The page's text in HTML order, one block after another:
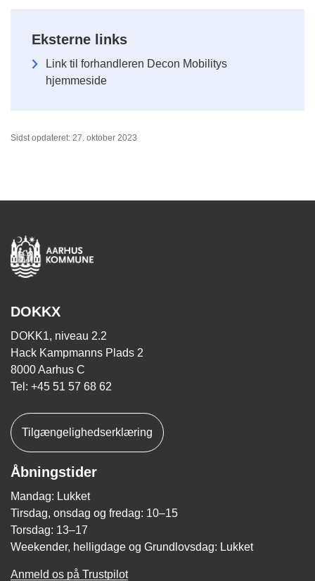
Eksterne links
Link til forhandleren Decon Mobilitys
hjemmeside
Sidst opdateret: 27. oktober 2023
DOKKX
DOKK1, niveau 2.2
Hack Kampmanns Plads 2
8000 Aarhus C
Tel: +45 51 57 68 62
Tilgængelighedserklæring
Åbningstider
Mandag: Lukket
Tirsdag, onsdag og fredag: 10–15
Torsdag: 13–17
Weekender, helligdage og Grundlovsdag: Lukket
Anmeld os på Trustpilot